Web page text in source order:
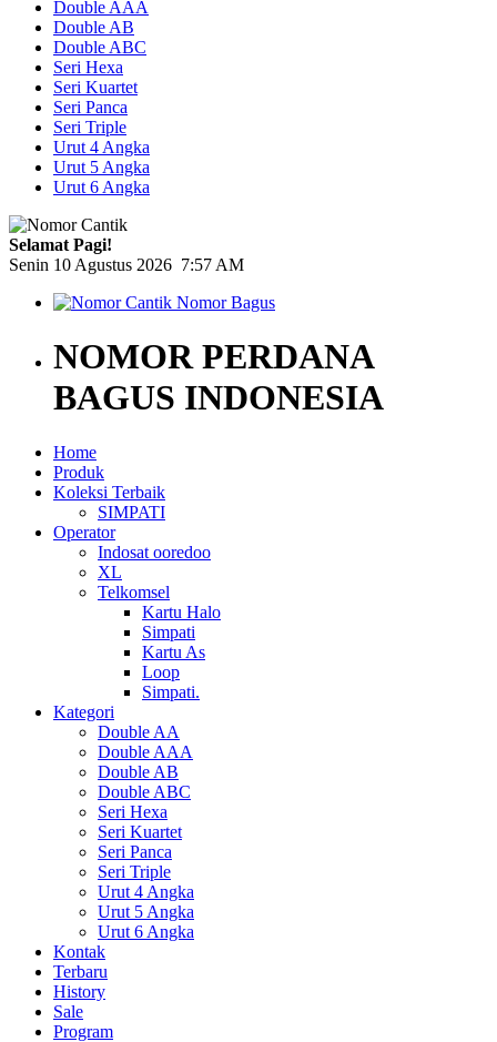
Double AAA
Double AB
Double ABC
Seri Hexa
Seri Kuartet
Seri Panca
Seri Triple
Urut 4 Angka
Urut 5 Angka
Urut 6 Angka
Selamat Pagi!
Senin 10 Agustus 2026 7:57 AM
NOMOR PERDANA
BAGUS INDONESIA
Home
Produk
Koleksi Terbaik
SIMPATI
Operator
Indosat ooredoo
XL
Telkomsel
Kartu Halo
Simpati
Kartu As
Loop
Simpati.
Kategori
Double AA
Double AAA
Double AB
Double ABC
Seri Hexa
Seri Kuartet
Seri Panca
Seri Triple
Urut 4 Angka
Urut 5 Angka
Urut 6 Angka
Kontak
Terbaru
History
Sale
Program